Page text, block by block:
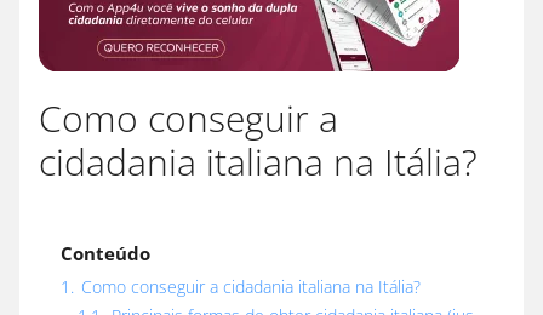
Como conseguir a
cidadania italiana na Itália?
Conteúdo
1. Como conseguir a cidadania italiana na Itália?